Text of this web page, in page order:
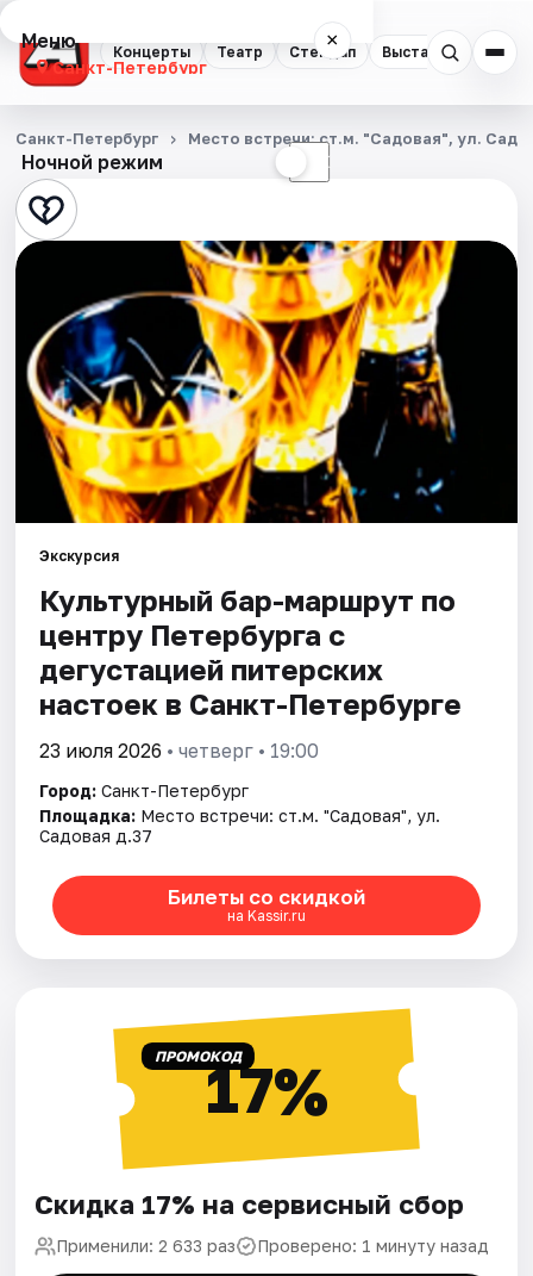
Концерты Театр Стендап Выставки
Меню ×
Санкт-Петербург
Концерты
Театр
Стендап
Выставки
Квесты
Экскурсии
Спорт
События
Города
Площадки
Артисты
Рейтинги
Ночной режим ☾
Санкт-Петербург Место встречи: ст.м. "Садовая", ул.
Экскурсия
Культурный бар-маршрут по
центру Петербурга с
дегустацией питерских
настоек в Санкт-Петербурге
23 июля 2026 • четверг • 19:00
Город: Санкт-Петербург
Площадка: Место встречи: ст.м. "Садовая", ул.
Садовая д.37
Билеты со скидкой
на Kassir.ru
ПРОМОКОД17%
Скидка 17% на сервисный сбор
Применили: 2 633 раз Проверено: 1 минуту назад